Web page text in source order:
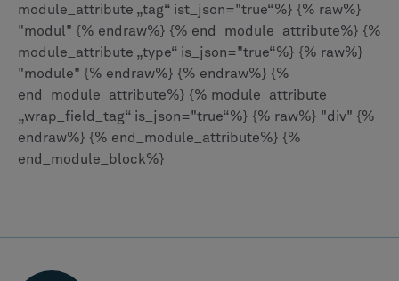
module_attribute „tag“ ist_json="true“%} {% raw%}
"modul" {% endraw%} {% end_module_attribute%} {%
module_attribute „type“ is_json="true“%} {% raw%}
"module" {% endraw%} {% endraw%} {%
end_module_attribute%} {% module_attribute
„wrap_field_tag“ is_json="true“%} {% raw%} "div" {%
endraw%} {% end_module_attribute%} {%
end_module_block%}